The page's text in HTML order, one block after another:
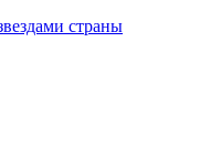
страны